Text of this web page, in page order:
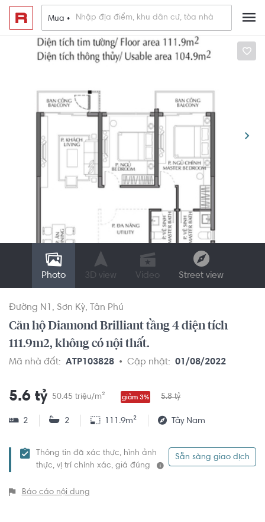
Mua •
Photo 3D view Video Street view
Đường N1 Sơn Kỳ Tân Phú
Căn hộ Diamond Brilliant tầng 4 diện tích
111.9m2, không có nội thất.
Mã nhà đất: ATP103828 Cập nhật: 01/08/2022
5.6 tỷ 50.45 triệu/m² giảm 3% 5.8 tỷ
2 2 111.9m² Tây Nam
Thông tin đã xác thực, hình ảnh
thực, vị trí chính xác, giá đúng
Sẵn sàng giao dịch
Báo cáo nội dung